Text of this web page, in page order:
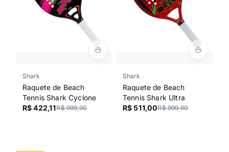
Shark
Raquete de Beach
Tennis Shark Cyclone
R$ 422,11R$ 999,90
Shark
Raquete de Beach
Tennis Shark Ultra
R$ 511,00R$ 999,90